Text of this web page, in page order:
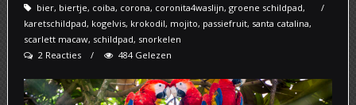
on
bier, biertje, coiba, corona, coronita4waslijn, groene schildpad,
karetschildpad, kogelvis, krokodil, mojito, passiefruit, santa catalina,
scarlett macaw, schildpad, snorkelen
2 Reacties
484 Gelezen